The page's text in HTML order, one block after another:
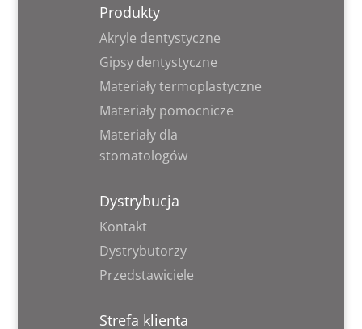
Produkty
Akryle dentystyczne
Gipsy dentystyczne
Materiały termoplastyczne
Materiały pomocnicze
Materiały dla
stomatologów
Dystrybucja
Kontakt
Dystrybutorzy
Przedstawiciele
Strefa klienta